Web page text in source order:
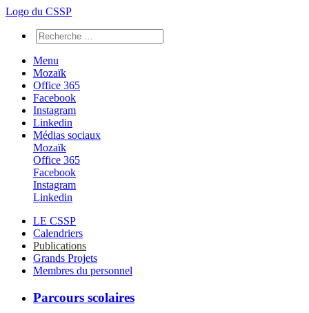
Logo du CSSP
Menu
Mozaïk
Office 365
Facebook
Instagram
Linkedin
Médias sociaux
Mozaïk
Office 365
Facebook
Instagram
Linkedin
LE CSSP
Calendriers
Publications
Grands Projets
Membres du personnel
Parcours scolaires